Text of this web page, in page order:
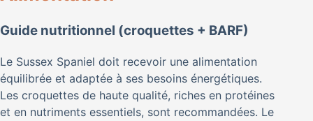
Guide nutritionnel (croquettes + BARF)
Le Sussex Spaniel doit recevoir une alimentation
équilibrée et adaptée à ses besoins énergétiques.
Les croquettes de haute qualité, riches en protéines
et en nutriments essentiels, sont recommandées. Le